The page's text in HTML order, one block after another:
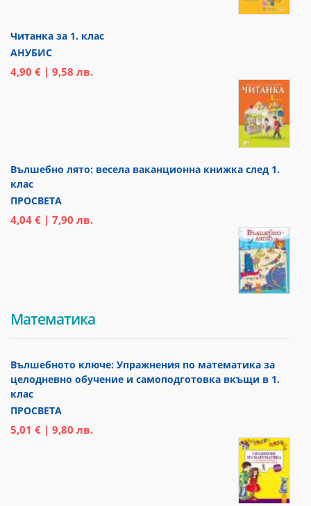
Читанка за 1. клас
АНУБИС
4,90 € | 9,58 лв.
Вълшебно лято: весела ваканционна книжка след 1.
клас
ПРОСВЕТА
4,04 € | 7,90 лв.
Математика
Вълшебното ключе: Упражнения по математика за
целодневно обучение и самоподготовка вкъщи в 1.
клас
ПРОСВЕТА
5,01 € | 9,80 лв.